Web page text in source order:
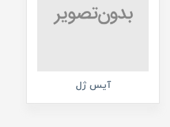
آیس ژل